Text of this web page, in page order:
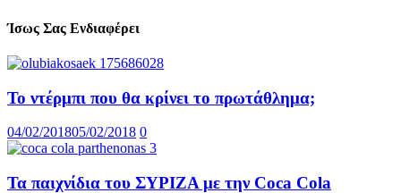
Ίσως Σας Ενδιαφέρει
Το ντέρμπι που θα κρίνει το πρωτάθλημα;
04/02/201805/02/2018 0
Τα παιχνίδια του ΣΥΡΙΖΑ με την Coca Cola